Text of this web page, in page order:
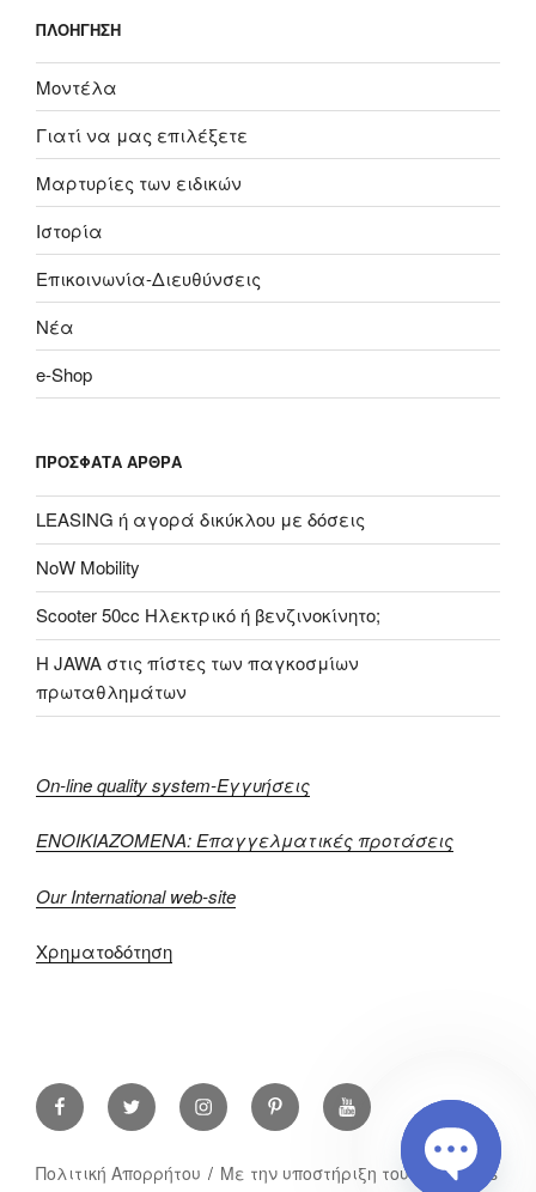
ΠΛΟΗΓΗΣΗ
Μοντέλα
Γιατί να μας επιλέξετε
Μαρτυρίες των ειδικών
Ιστορία
Επικοινωνία-Διευθύνσεις
Nέα
e-Shop
ΠΡΌΣΦΑΤΑ ΆΡΘΡΑ
LEASING ή αγορά δικύκλου με δόσεις
NoW Mobility
Scooter 50cc Ηλεκτρικό ή βενζινοκίνητο;
H JAWA στις πίστες των παγκοσμίων
πρωταθλημάτων
On-line quality system-Εγγυήσεις
ΕΝΟΙΚΙΑΖΟΜΕΝΑ: Επαγγελματικές προτάσεις
Our International web-site
Χρηματοδότηση
FacebookTwitter InstagramPint YouTube
Πολιτική Απορρήτου Με την υποστήριξη του WordPress